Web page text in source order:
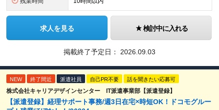
求人を見る 検討中に入れる
掲載終了予定日： 2026.09.03
NEW 終了間近 派遣社員 自己PR不要 話を聞きたい応募可
株式会社キャリアデザインセンター IT派遣事業部【派遣登録】
【派遣登録】経理サポート事務/週3日在宅×時短OK！ドコモグルー